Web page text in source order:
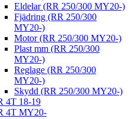
Eldelar (RR 250/300 MY20-)
Fjädring (RR 250/300
MY20-)
Motor (RR 250/300 MY20-)
Plast mm (RR 250/300
MY20-)
Reglage (RR 250/300
MY20-)
Skydd (RR 250/300 MY20-)
4T 18-19
4T MY20-